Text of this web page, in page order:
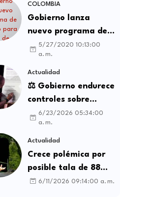
COLOMBIA
Gobierno lanza
nuevo programa de
subsidio para compra
de vivienda VIS y no
VIS
5/27/2020 10:13:00
a. m.
Actualidad
⚖️ Gobierno endurece
controles sobre
contratos sindicales
y busca frenar la
intermediación
laboral ilegal
6/23/2026 05:34:00
a. m.
Actualidad
Crece polémica por
posible tala de 88
árboles en la
6/11/2026 09:14:00 a. m.